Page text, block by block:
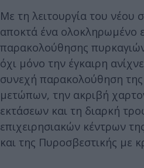
Με τη λειτουργία του
αποκτά ένα ολοκληρωμένο
παρακολούθησης
όχι μόνο την έγκαιρη
συνεχή παρακολούθηση της
μετώπων, την ακριβή
εκτάσεων και τη διαρκή
επιχειρησιακών κέντρων
και της Πυροσβεστικής με